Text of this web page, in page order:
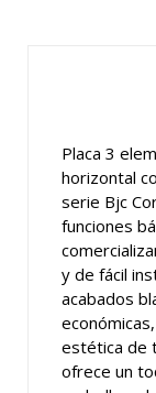
Placa 3
horizontal
serie Bjc
funciones
y de fácil
acabados
estética de
ofrece un